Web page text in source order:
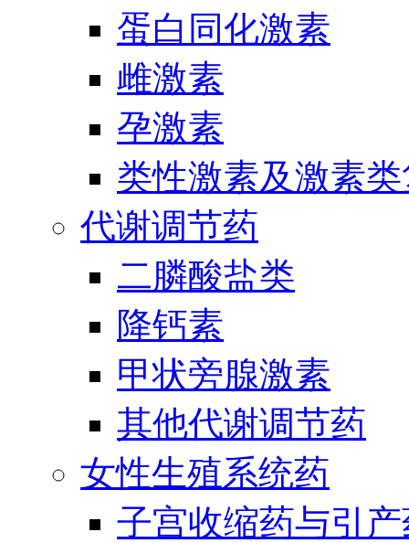
蛋白同化激素
雌激素
孕激素
类性激素及激素
代谢调节药
二膦酸盐类
降钙素
甲状旁腺激素
其他代谢调节药
女性生殖系统药
子宫收缩药与引